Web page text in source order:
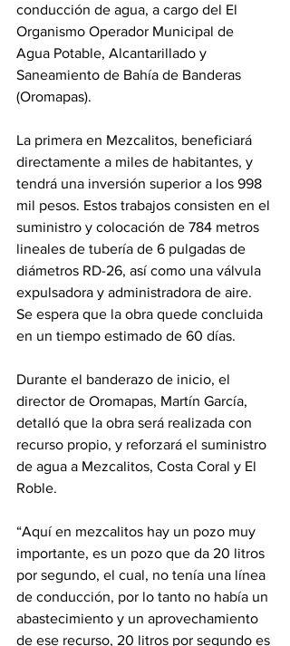
conducción de agua, a cargo del El
Organismo Operador Municipal de
Agua Potable, Alcantarillado y
Saneamiento de Bahía de Banderas
(Oromapas).
La primera en Mezcalitos, beneficiará
directamente a miles de habitantes, y
tendrá una inversión superior a los 998
mil pesos. Estos trabajos consisten en el
suministro y colocación de 784 metros
lineales de tubería de 6 pulgadas de
diámetros RD-26, así como una válvula
expulsadora y administradora de aire.
Se espera que la obra quede concluida
en un tiempo estimado de 60 días.
Durante el banderazo de inicio, el
director de Oromapas, Martín García,
detalló que la obra será realizada con
recurso propio, y reforzará el suministro
de agua a Mezcalitos, Costa Coral y El
Roble.
“Aquí en mezcalitos hay un pozo muy
importante, es un pozo que da 20 litros
por segundo, el cual, no tenía una línea
de conducción, por lo tanto no había un
abastecimiento y un aprovechamiento
de ese recurso, 20 litros por segundo es